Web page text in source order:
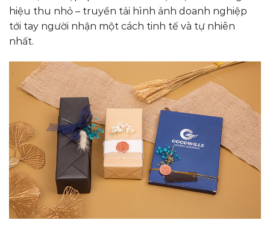
hiệu thu nhỏ – truyền tải hình ảnh doanh nghiệp
tới tay người nhận một cách tinh tế và tự nhiên
nhất.